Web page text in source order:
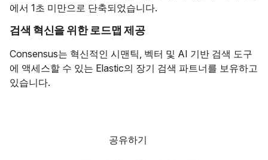
에서 1초 미만으로 단축되었습니다.
검색 혁신을 위한 로드맵 제공
Consensus는 혁신적인 시맨틱, 벡터 및 AI 기반 검색 도구
에 액세스할 수 있는 Elastic의 장기 검색 파트너를 보유하고
있습니다.
공유하기